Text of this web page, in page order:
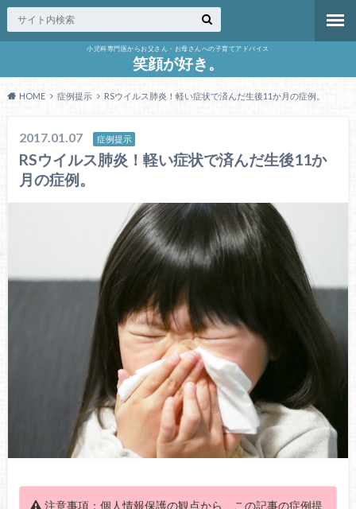
小児科専門医からお父さん・お母さんへの子育てアドバイス
笑顔が好き。
HOME 症例提示 RSウイルス肺炎！軽い症状で済んだ生後11か月の症例。
2017.01.07 症例提示
RSウイルス肺炎！軽い症状で済んだ生後11か
月の症例。
注意事項：個人情報保護の観点から、この記事の症例提